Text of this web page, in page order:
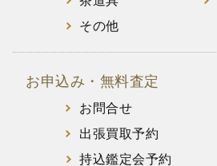
その他
お申込み・無料査定
お問合せ
出張買取予約
持込鑑定会予約